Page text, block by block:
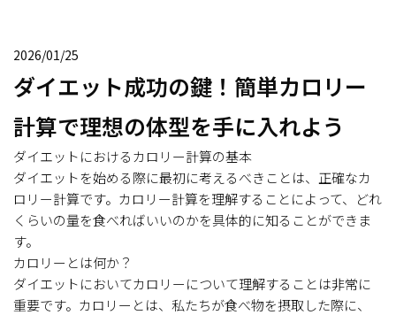
2026/01/25
ダイエット成功の鍵！簡単カロリー
計算で理想の体型を手に入れよう
ダイエットにおけるカロリー計算の基本
ダイエットを始める際に最初に考えるべきことは、正確なカ
ロリー計算です。カロリー計算を理解することによって、どれ
くらいの量を食べればいいのかを具体的に知ることができま
す。
カロリーとは何か？
ダイエットにおいてカロリーについて理解することは非常に
重要です。カロリーとは、私たちが食べ物を摂取した際に、